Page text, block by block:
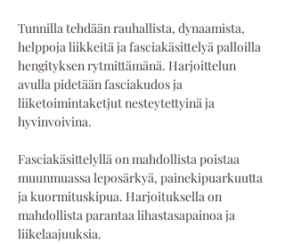
Tunnilla tehdään rauhallista, dynaamista,
helppoja liikkeitä ja fasciakäsittelyä palloilla
hengityksen rytmittämänä. Harjoittelun
avulla pidetään fasciakudos ja
liiketoimintaketjut nesteytettyinä ja
hyvinvoivina.
Fasciakäsittelyllä on mahdollista poistaa
muunmuassa leposärkyä, painekipuarkuutta
ja kuormituskipua. Harjoituksella on
mahdollista parantaa lihastasapainoa ja
liikelaajuuksia.